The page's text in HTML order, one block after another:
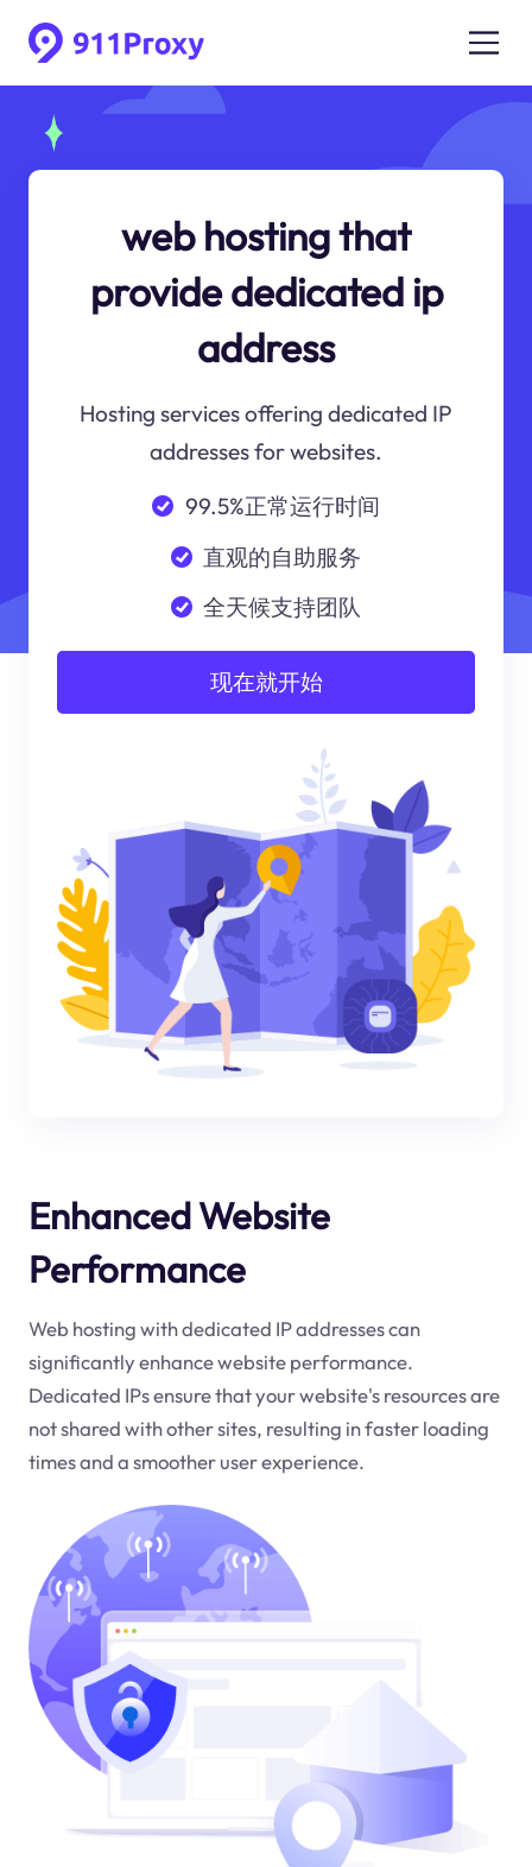
web hosting that
provide dedicated ip
address
Hosting services offering dedicated IP
addresses for websites.
99.5%正常运行时间
直观的自助服务
全天候支持团队
现在就开始
Enhanced Website
Performance
Web hosting with dedicated IP addresses can
significantly enhance website performance.
Dedicated IPs ensure that your website's resources are
not shared with other sites, resulting in faster loading
times and a smoother user experience.